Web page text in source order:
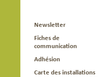
Newsletter
Fiches de
communication
Adhésion
Carte des installations